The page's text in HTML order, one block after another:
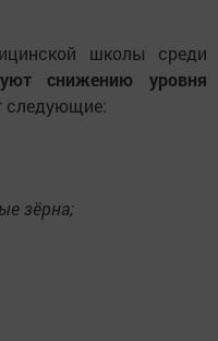
школы среди
снижению уровня
следующие:
зёрна;